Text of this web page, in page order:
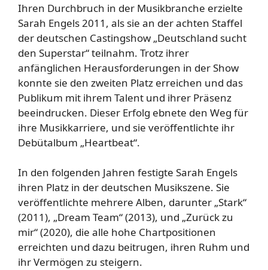
Ihren Durchbruch in der Musikbranche erzielte
Sarah Engels 2011, als sie an der achten Staffel
der deutschen Castingshow „Deutschland sucht
den Superstar“ teilnahm. Trotz ihrer
anfänglichen Herausforderungen in der Show
konnte sie den zweiten Platz erreichen und das
Publikum mit ihrem Talent und ihrer Präsenz
beeindrucken. Dieser Erfolg ebnete den Weg für
ihre Musikkarriere, und sie veröffentlichte ihr
Debütalbum „Heartbeat“.
In den folgenden Jahren festigte Sarah Engels
ihren Platz in der deutschen Musikszene. Sie
veröffentlichte mehrere Alben, darunter „Stark“
(2011), „Dream Team“ (2013), und „Zurück zu
mir“ (2020), die alle hohe Chartpositionen
erreichten und dazu beitrugen, ihren Ruhm und
ihr Vermögen zu steigern.